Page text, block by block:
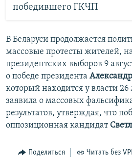
победившего ГКЧП
В Беларуси продолжается
массовые протесты жителей,
президентских выборов 9
о победе президента
который находится у власти
заявила о массовых
результатов, утверждая, что
оппозиционная кандидат
Поделиться Читать без